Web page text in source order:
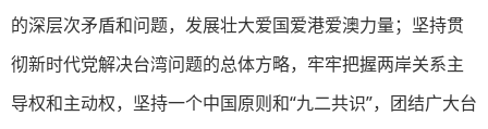
的深层次矛盾和问题，发展壮大爱国爱港爱澳力量；坚持贯
彻新时代党解决台湾问题的总体方略，牢牢把握两岸关系主
导权和主动权，坚持一个中国原则和“九二共识”，团结广大台